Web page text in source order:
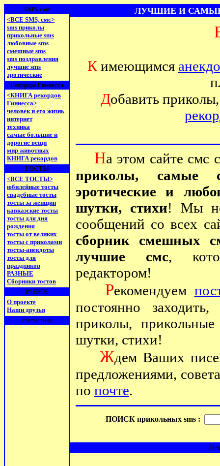
SMS, смс
<ВСЕ SMS, смс>
sms приколы
прикольные sms
любовные sms
смешные sms
sms поздравления
лучшие sms
эротические
Рекорды Гиннесса
<КНИГА рекордов
Гиннесса>
человек и его жизнь
интернет
техника
самые большие и
дорогие вещи
мир животных
КНИГА рекордов
ТОСТЫ
<ВСЕ ТОСТЫ>
юбилейные тосты
свадебные тосты
тосты за женщин
кавказские тосты
тосты для дня
рождения
тосты от великих
тосты с приколами
тосты-анекдоты
тосты для
праздников
РАЗНЫЕ
Сборники тостов
РАЗНОЕ
О проекте
Наши друзья
статистика
ЛУЧШИЕ И САМЫЕ
Кимеющимся
Добавить
На этом сайте
приколы, самые
эротические и
шутки, стихи! Мы не
сообщений со всех
сборник смешных
лучшие смс,
редактором!
Рекомендуем
постоянно
приколы,
шутки, стихи!
Ждем Ваших
предложениями,
по почте.
ПОИСК прикольных sms :